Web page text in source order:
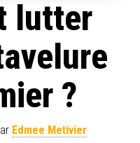
lutter
?
Edmee Metivier